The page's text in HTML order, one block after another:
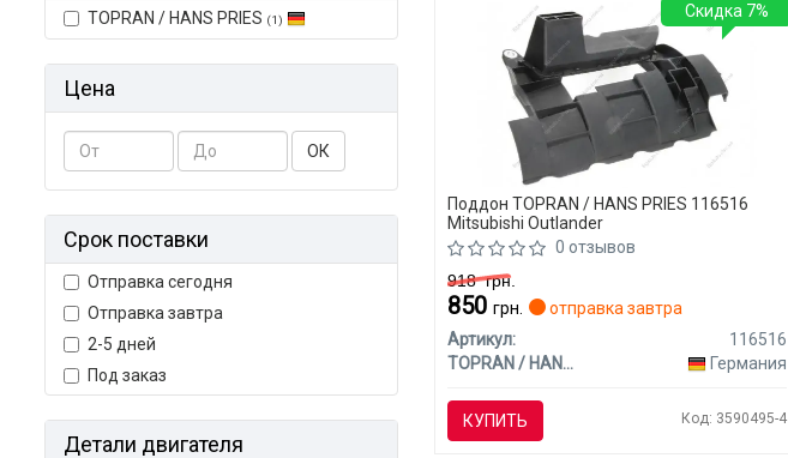
TOPRAN / HANS PRIES (1)
Цена
ОК
Срок поставки
Отправка сегодня
Отправка завтра
2-5 дней
Под заказ
Детали двигателя
Поддон TOPRAN / HANS PRIES 116516
Mitsubishi Outlander
0 отзывов
918грн.
850 грн.
отправка завтра
Артикул:
116516
TOPRAN / HANS PRIES
Германия
КУПИТЬ Код: 3590495-4
Скидка 7%